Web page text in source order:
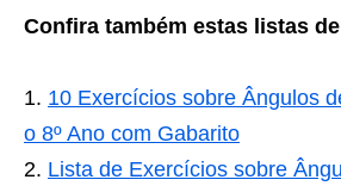
Confira também estas listas
10 Exercícios sobre Ângulos
o 8º Ano com Gabarito
Lista de Exercícios sobre